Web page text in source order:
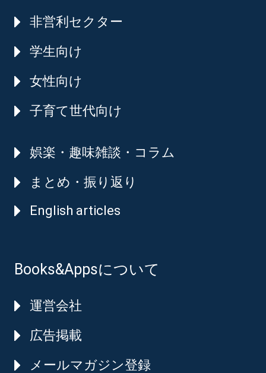
非営利セクター
学生向け
女性向け
子育て世代向け
娯楽・趣味雑談・コラム
まとめ・振り返り
English articles
Books&Appsについて
運営会社
広告掲載
メールマガジン登録